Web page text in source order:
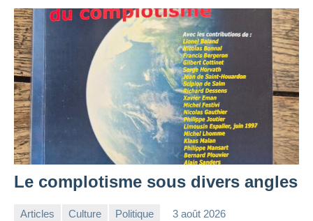
Le complotisme sous divers angles
Articles Culture Politique 3 août 2026